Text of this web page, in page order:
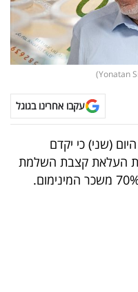
עקבו אחרינו בגוגל
(שני) כי יקדם
העלאת קצבת השלמת